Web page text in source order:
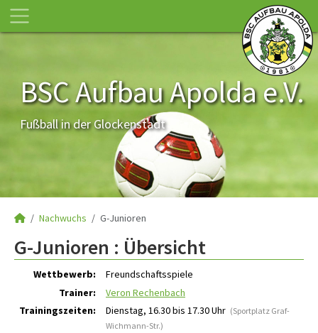
BSC Aufbau Apolda e.V.
Fußball in der Glockenstadt
Nachwuchs G-Junioren
G-Junioren : Übersicht
Wettbewerb:
Freundschaftsspiele
Trainer:
Veron Rechenbach
Trainingszeiten:
Dienstag, 16.30 bis 17.30 Uhr (Sportplatz Graf-
Wichmann-Str.)